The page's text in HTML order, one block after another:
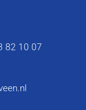
82 10 07